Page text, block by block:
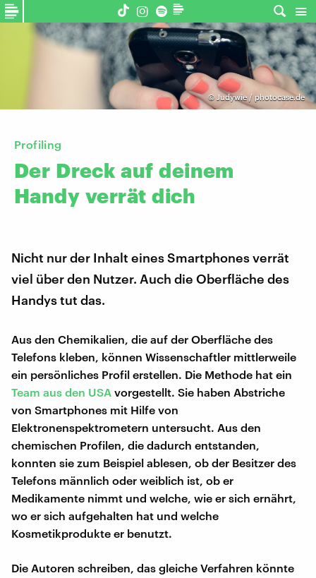
© Judywie / photocase.de
Profiling
Der Dreck auf deinem
Handy verrät dich
Nicht nur der Inhalt eines Smartphones verrät
viel über den Nutzer. Auch die Oberfläche des
Handys tut das.
Aus den Chemikalien, die auf der Oberfläche des
Telefons kleben, können Wissenschaftler mittlerweile
ein persönliches Profil erstellen. Die Methode hat ein
Team aus den USA vorgestellt. Sie haben Abstriche
von Smartphones mit Hilfe von
Elektronenspektrometern untersucht. Aus den
chemischen Profilen, die dadurch entstanden,
konnten sie zum Beispiel ablesen, ob der Besitzer des
Telefons männlich oder weiblich ist, ob er
Medikamente nimmt und welche, wie er sich ernährt,
wo er sich aufgehalten hat und welche
Kosmetikprodukte er benutzt.
Die Autoren schreiben, das gleiche Verfahren könnte